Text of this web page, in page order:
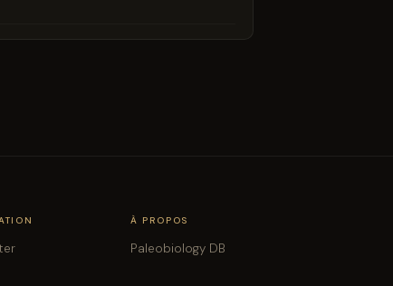
À PROPOS
Paleobiology DB